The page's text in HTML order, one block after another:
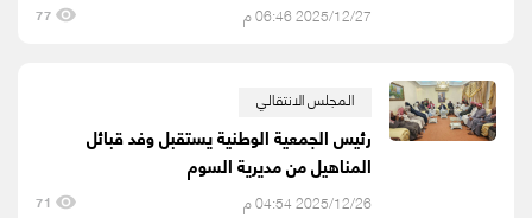
2025/12/27 06:46 م 77
المجلس الانتقالي
رئيس الجمعية الوطنية يستقبل وفد قبائل
المناهيل من مديرية السوم
2025/12/26 04:54 م 71